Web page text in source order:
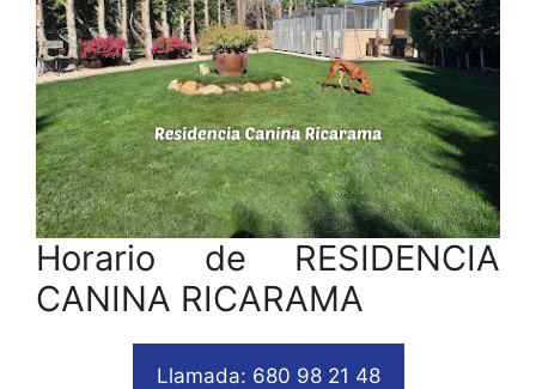
Horario de RESIDENCIA
CANINA RICARAMA
Llamada: 680 98 21 48